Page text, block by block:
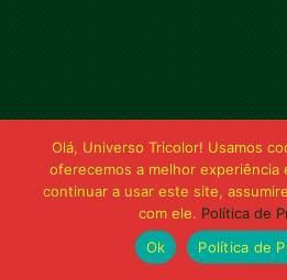
Olá, Universo Tricolor! Usamos
oferecemos a melhor experiência
continuar a usar este site,
com ele. Política de
Ok
Política de